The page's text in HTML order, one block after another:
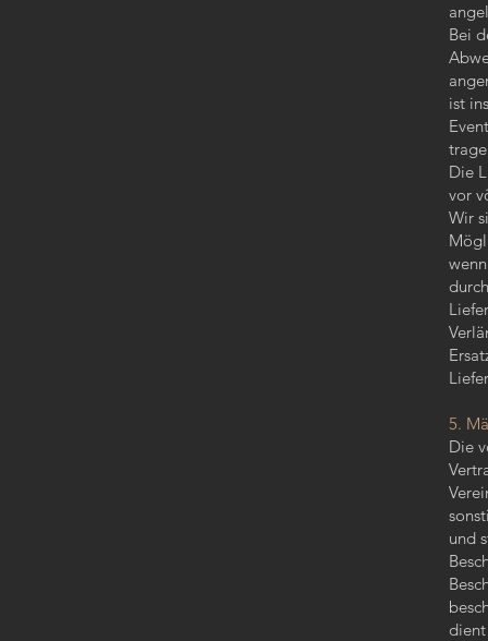
Bei
ist
Die
vor
Wir
5.
Die
und
dient